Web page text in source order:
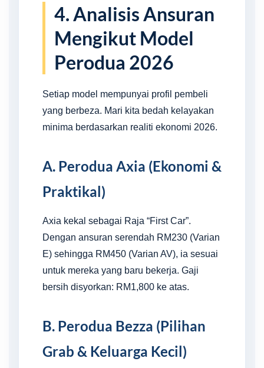
4. Analisis Ansuran
Mengikut Model
Perodua 2026
Setiap model mempunyai profil pembeli
yang berbeza. Mari kita bedah kelayakan
minima berdasarkan realiti ekonomi 2026.
A. Perodua Axia (Ekonomi &
Praktikal)
Axia kekal sebagai Raja “First Car”.
Dengan ansuran serendah RM230 (Varian
E) sehingga RM450 (Varian AV), ia sesuai
untuk mereka yang baru bekerja. Gaji
bersih disyorkan: RM1,800 ke atas.
B. Perodua Bezza (Pilihan
Grab & Keluarga Kecil)